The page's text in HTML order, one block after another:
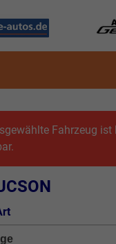
Fahrzeug ist